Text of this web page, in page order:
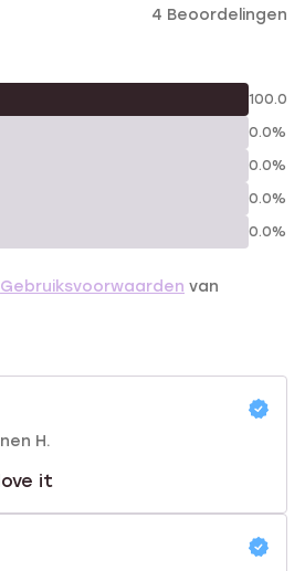
4 Beoordelingen
100.0%
0.0%
0.0%
0.0%
0.0%
Gebruiksvoorwaarden van
H.
it